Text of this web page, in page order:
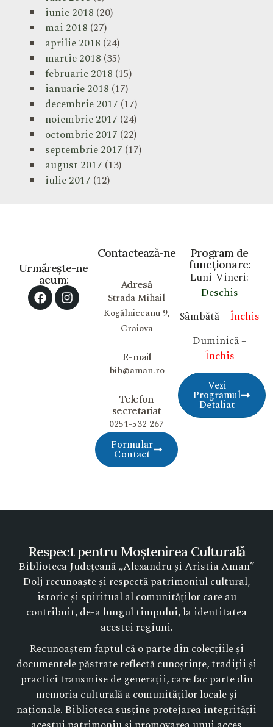
iunie 2018 (20)
mai 2018 (27)
aprilie 2018 (24)
martie 2018 (35)
februarie 2018 (15)
ianuarie 2018 (17)
decembrie 2017 (17)
noiembrie 2017 (24)
octombrie 2017 (22)
septembrie 2017 (17)
august 2017 (13)
iulie 2017 (12)
Program de
funcționare:
Luni-Vineri:
Deschis
Sâmbătă – Închis
Duminică –
Închis
Vezi
Programul
Detaliat
Contactează-ne
Adresă
Strada Mihail
Kogălniceanu 9,
Craiova
E-mail
bib@aman.ro
Telefon
secretariat
0251-532 267
Formular
Contact
Urmărește-ne
acum:
Respect pentru Moștenirea Culturală
Biblioteca Județeană „Alexandru și Aristia Aman”
Dolj recunoaște și respectă patrimoniul cultural,
istoric și spiritual al comunităților care au
contribuit, de-a lungul timpului, la identitatea
acestei regiuni.
Recunoaștem faptul că o parte din colecțiile și
documentele păstrate reflectă cunoștințe, tradiții și
practici transmise de generații, care fac parte din
memoria culturală a comunităților locale și
naționale. Biblioteca susține protejarea integrității